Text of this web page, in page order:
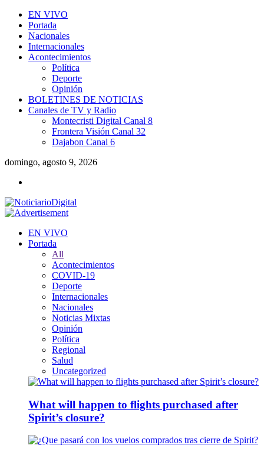
EN VIVO
Portada
Nacionales
Internacionales
Acontecimientos
Política
Deporte
Opinión
BOLETINES DE NOTICIAS
Canales de TV y Radio
Montecristi Digital Canal 8
Frontera Visión Canal 32
Dajabon Canal 6
domingo, agosto 9, 2026
EN VIVO
Portada
All
Acontecimientos
COVID-19
Deporte
Internacionales
Nacionales
Noticias Mixtas
Opinión
Política
Regional
Salud
Uncategorized
What will happen to flights purchased after
Spirit’s closure?